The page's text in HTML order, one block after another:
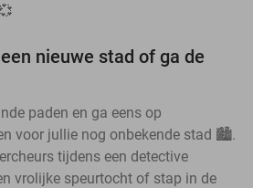
nieuwe stad of ga de
paden en ga eens op
voor jullie nog onbekende stad 🏙️.
tijdens een detective
vrolijke speurtocht of stap in de